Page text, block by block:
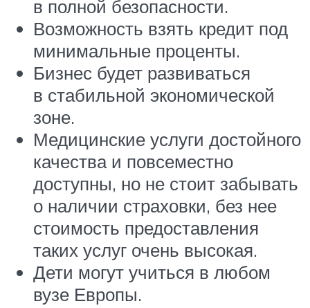
в полной безопасности.
Возможность взять кредит под
минимальные проценты.
Бизнес будет развиваться
в стабильной экономической
зоне.
Медицинские услуги достойного
качества и повсеместно
доступны, но не стоит забывать
о наличии страховки, без нее
стоимость предоставления
таких услуг очень высокая.
Дети могут учиться в любом
вузе Европы.